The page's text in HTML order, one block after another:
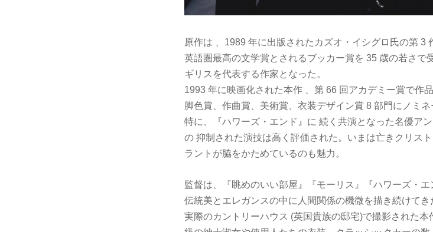
原作は 、1989 年に出版されたカズオ・イシグロ氏の第 3
英語圏最高の文学賞とされるブッカー賞を 35 歳の若さで
ギリスを代表する作家となった。
1993 年に映画化された本作 、第 66 回アカデミー賞で作
脚色賞、作曲賞、美術賞、衣装デザイン賞 8 部門にノミネ
特に、『ハワーズ・エンド』に 続く共演となった名優ア
の 抑制された演技は高く評価された。いまは亡きクリス
ラントが脇をかためているのも魅力。
監督は、『眺めのいい部屋』『モーリス』『ハワーズ・
伝統美とエレガンスの中に人間関係の機微を描き続けてき
実際のカントリーハウス (英国貴族の邸宅)で撮影された